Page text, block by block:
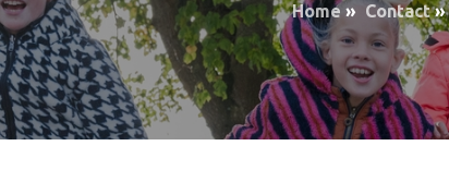
Home » Contact»